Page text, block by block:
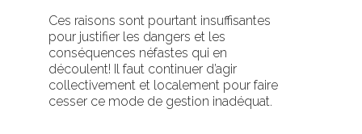
Ces raisons sont pourtant insuffisantes
pour justifier les dangers et les
conséquences néfastes qui en
découlent! Il faut continuer d’agir
collectivement et localement pour faire
cesser ce mode de gestion inadéquat.